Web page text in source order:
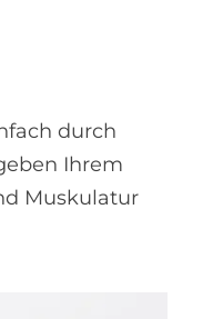
durch
Ihrem
Muskulatur